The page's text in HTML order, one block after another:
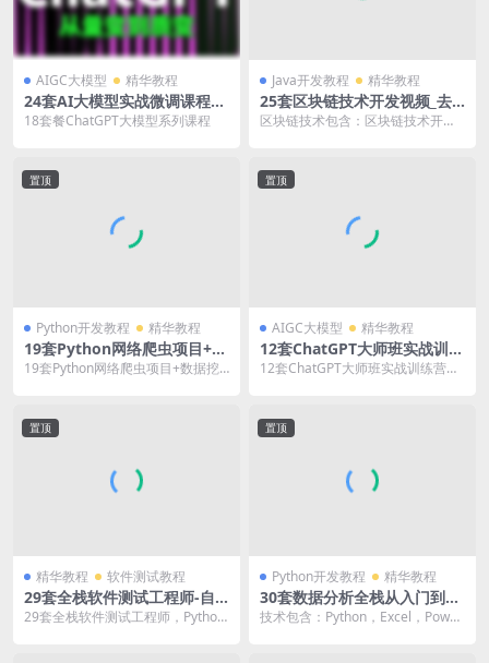
AIGC大模型 精华教程
24套AI大模型实战微调课程，
ChatGPT人工智能大模型，程
ChatGPT开发电商项目
18套餐ChatGPT大模型系列课程
Java开发教程 精华教程
25套区块链技术开发视频_去
中心化项目案例实战以太坊智
区块链技术包含：区块链技术开发,
战,Ebay...
置顶
Python开发教程 精华教程
19套Python网络爬虫项目+数
据挖掘+数据分析入门到精通-
+扩展+分布式爬虫视频教程
19套Python网络爬虫项目+数据挖
+实战+...
置顶
AIGC大模型 精华教程
12套ChatGPT大师班实战训练
营视频课程，抓住时代的风
12套ChatGPT大师班实战训练营视
来趋势的获利...
置顶
精华教程 软件测试教程
29套全栈软件测试工程师-自
动化，性能，接口，大数据，
前端，车机测试，项目实战
29套全栈软件测试工程师，Python
a...
置顶
Python开发教程 精华教程
30套数据分析全栈从入门到大
厂P6/P7高薪体系课，大量企
业级项目实战晋级高阶数据分
析工程师
技术包含：Python，Excel，Power